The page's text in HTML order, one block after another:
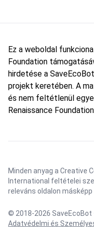
Ez a weboldal
Foundation
hirdetése a
projekt keretében. A
és nem feltétlenül
Renaissance
Minden anyag a Creative
International feltételei
releváns oldalon másképp
© 2018-2026 SaveEcoBot
Adatvédelmi és